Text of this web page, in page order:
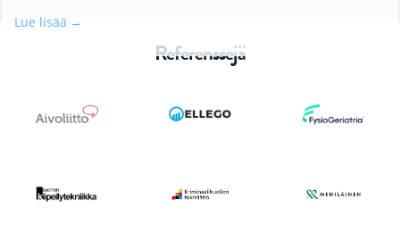
Lue lisää
Referenssejä